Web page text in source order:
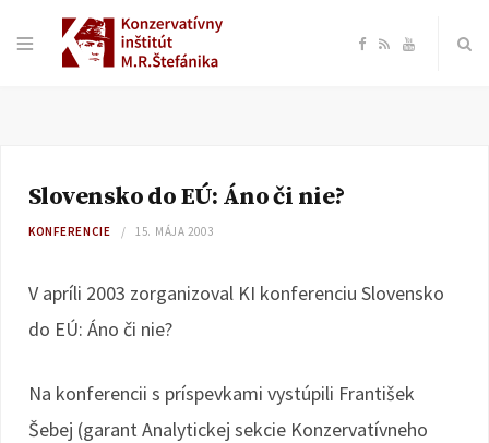
F
k
R Y
Slovensko do EÚ: Áno či nie?
KONFERENCIE 15. MÁJA 2003
V apríli 2003 zorganizoval KI konferenciu Slovensko
do EÚ: Áno či nie?
Na konferencii s príspevkami vystúpili František
Šebej (garant Analytickej sekcie Konzervatívneho